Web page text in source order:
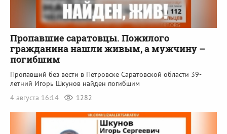
Пропавшие саратовцы. Пожилого
гражданина нашли живым, а мужчину –
погибшим
Пропавший без вести в Петровске Саратовской области 39-
летний Игорь Шкунов найден погибшим
4 августа 16:14
1282